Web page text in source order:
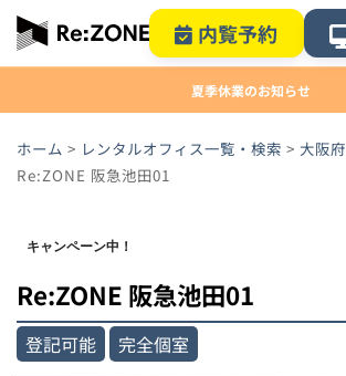
内覧予約
夏季休業のお知らせ
ホーム > レンタルオフィス一覧・検索 > 大阪府
Re:ZONE 阪急池田01
キャンペーン中！
Re:ZONE 阪急池田01
登記可能 完全個室